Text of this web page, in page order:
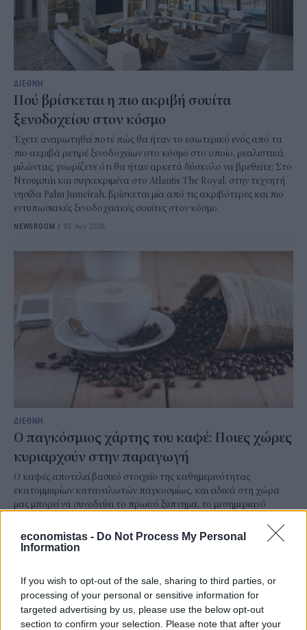
economistas - Do Not Process My Personal
Information
If you wish to opt-out of the sale, sharing to third parties, or
processing of your personal or sensitive information for
targeted advertising by us, please use the below opt-out
section to confirm your selection. Please note that after your
ΔΙΕΘΝΗ
Πού βρίσκεται η πιο ακριβή σουίτα
ξενοδοχείου στον κόσμο
Έχετε αναρωτηθεί ποτέ πώς θα ήταν το εσωτερικό ενός από τα
πιο ακριβά ρετιρέ ξενοδοχείων στο κόσμο στο οποίο, ρεαλιστικά
μιλώντας, γνωρίζετε ότι θα ήταν αρκετά δύσκολο να βρεθείτε; Στο
Ντουμπάι και συγκεκριμένα στο Atlantis The Royal, στην τεχνητή
νησίδα Palm Jumeirah, βρίσκεται μία από τις ακριβότερες και πιο
εντυπωσιακές ξενοδοχειακές σουίτες στον κόσμο.
NEWSROOM / 05 Αυγ 2026
ΔΙΕΘΝΗ
Ο παγκόσμιος χάρτης του καφέ: Ποιες χώρες
κυριαρχούν στην παραγωγή
Ο καφές αποτελεί βασικό στοιχείο της καθημερινότητας
εκατομμυρίων καταναλωτών παγκοσμίως, και ειδικά στη χώρα
μας μπορεί να συνοδεύει το πρωινό ξύπνημα, το μεσημεριανό
ραντεβού. Γενικά, ταιριάζει σχεδόν σε κάθε κοινωνική συνθήκη,
προσφέρεται σε δεκάδες παραλλαγές και καλύπτει κάθε γούστο.